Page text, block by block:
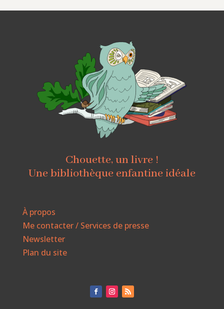
Chouette, un livre !
Une bibliothèque enfantine idéale
À propos
Me contacter / Services de presse
Newsletter
Plan du site